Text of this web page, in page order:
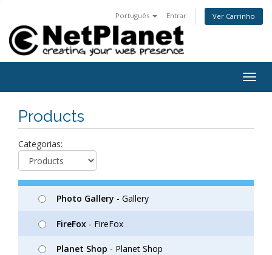
Português Entrar Ver Carrinho
Products
Categorias:
Photo Gallery - Gallery
FireFox - FireFox
Planet Shop - Planet Shop